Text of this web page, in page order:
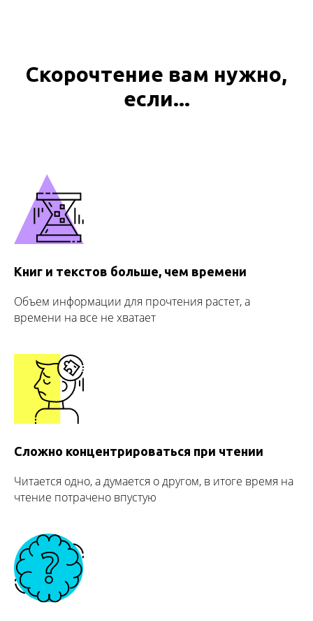
Скорочтение вам нужно,
если...
Книг и текстов больше, чем времени
Объем информации для прочтения растет, а
времени на все не хватает
Сложно концентрироваться при чтении
Читается одно, а думается о другом, в итоге время на
чтение потрачено впустую